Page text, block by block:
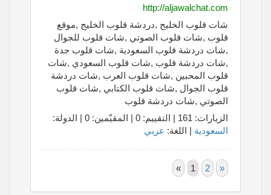
http://aljawalchat.com
شات قلوب الخليج ,دردشة قلوب الخليج ,موقع
قلوب ,شات قلوب الصوتي ,شات قلوب للجوال
,شات دردشة قلوب السعودية ,شات قلوب جدة
,شات دردشة قلوب ,شات قلوب السعودي ,شات
قلوب المحبين ,شات قلوب العرب ,شات دردشة
قلوب الجوال ,شات قلوب الكتابي ,شات قلوب
الصوتي ,شات دردشة قلوب
الزيارات: 161 | التقييم: 0 | المقيّمين: 0 | الدولة:
السعودية | اللغة: عربي
« 1 2 »